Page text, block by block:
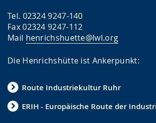
Tel. 02324 9247-140
Fax 02324 9247-112
Mail henrichshuette@lwl.org
Die Henrichshütte ist Ankerpunkt:
Route Industriekultur Ruhr
ERIH - Europäische Route der